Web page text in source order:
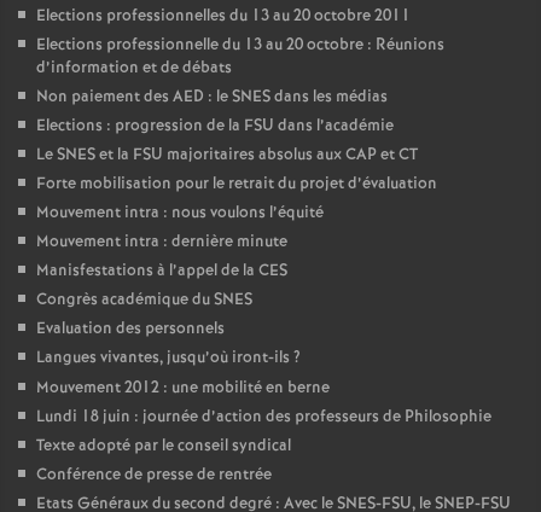
Elections professionnelles du 13 au 20 octobre 2011
Elections professionnelle du 13 au 20 octobre : Réunions
d’information et de débats
Non paiement des AED : le SNES dans les médias
Elections : progression de la FSU dans l’académie
Le SNES et la FSU majoritaires absolus aux CAP et CT
Forte mobilisation pour le retrait du projet d’évaluation
Mouvement intra : nous voulons l’équité
Mouvement intra : dernière minute
Manisfestations à l’appel de la CES
Congrès académique du SNES
Evaluation des personnels
Langues vivantes, jusqu’où iront-ils ?
Mouvement 2012 : une mobilité en berne
Lundi 18 juin : journée d’action des professeurs de Philosophie
Texte adopté par le conseil syndical
Conférence de presse de rentrée
Etats Généraux du second degré : Avec le SNES-FSU, le SNEP-FSU